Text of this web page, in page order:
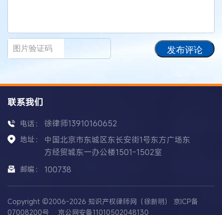
发布评论
联系我们
电话： 徐律师13910160652
地址：
中国北京市东城区东长安街1号东方广场东
方经贸城东一办公楼1501-1502室
邮编： 100738
Copyright ©2006-2026 知识产权律师网（徐新明） 京ICP备
07008200号
京公网安备11010502048130